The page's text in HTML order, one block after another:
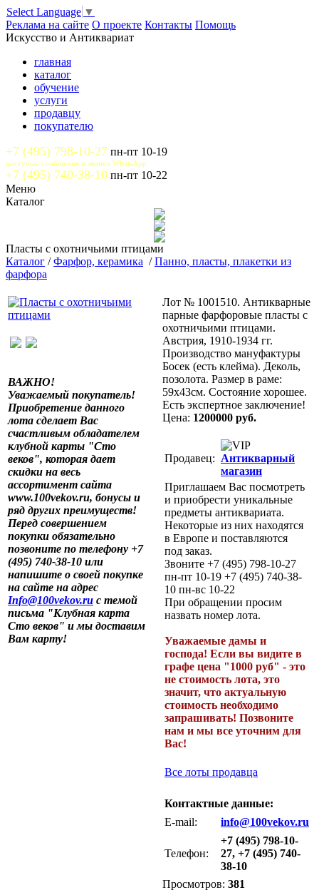
Select Language ▼
Реклама на сайте О проекте Контакты Помощь
Искусство и Антиквариат
главная
каталог
обучение
услуги
продавцу
покупателю
+7 (495) 798-10-27 пн-пт 10-19
доступны сообщения и звонки WhatsApp
+7 (495) 740-38-10 пн-пт 10-22
Меню
Каталог
Пласты с охотничьими птицами
Каталог /Фарфор, керамика /Панно, пласты, плакетки из
фарфора
ВАЖНО!
Уважаемый покупатель!
Приобретение данного
лота сделает Вас
счастливым обладателем
клубной карты "Сто
веков", которая дает
скидки на весь
ассортимент сайта
www.100vekov.ru, бонусы и
ряд других преимуществ!
Перед совершением
покупки обязательно
позвоните по телефону +7
(495) 740-38-10 или
напишите о своей покупке
на сайте на адрес
Info@100vekov.ru с темой
письма "Клубная карта
Сто веков" и мы доставим
Вам карту!
Лот № 1001510. Антикварные
парные фарфоровые пласты с
охотничьими птицами.
Австрия, 1910-1934 гг.
Производство мануфактуры
Босек (есть клейма). Деколь,
позолота. Размер в раме:
59x43см. Состояние хорошее.
Есть экспертное заключение!
Цена: 1200000 руб.
Продавец: Антикварный
магазин
Приглашаем Вас посмотреть
и приобрести уникальные
предметы антиквариата.
Некоторые из них находятся
в Европе и поставляются
под заказ.
Звоните +7 (495) 798-10-27
пн-пт 10-19 +7 (495) 740-38-
10 пн-вс 10-22
При обращении просим
назвать номер лота.
Уважаемые дамы и
господа! Если вы видите в
графе цена "1000 руб" - это
не стоимость лота, это
значит, что актуальную
стоимость необходимо
запрашивать! Позвоните
нам и мы все уточним для
Вас!
Все лоты продавца
Контактные данные:
E-mail:
info@100vekov.ru
Телефон:
+7 (495) 798-10-
27, +7 (495) 740-
38-10
Просмотров: 381